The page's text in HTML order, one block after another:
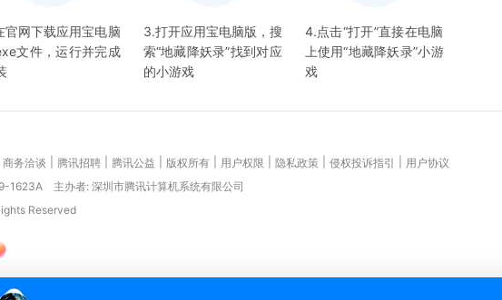
官网下载应用宝电脑
文件，运行并完成
3.打开应用宝电脑版，搜
索“地藏降妖录”找到对应
的小游戏
4.点击“打开”直接在电脑
上使用“地藏降妖录”小游
戏
商务洽谈 腾讯招聘 腾讯公益 版权所有 用户权限 隐私政策 侵权投诉指引
用户协议
1623A
主办者: 深圳市腾讯计算机系统有限公司
Reserved